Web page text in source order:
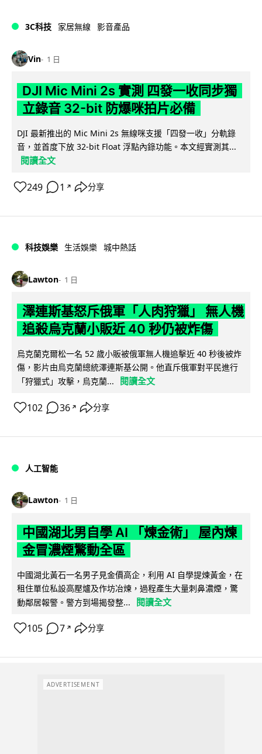
3C科技 家居無線 影音產品
Vin 1 日
DJI Mic Mini 2s 實測 四發一收同步獨
立錄音 32-bit 防爆咪拍片必備
DJI 最新推出的 Mic Mini 2s 無線咪支援「四發一收」分軌錄
音，並首度下放 32-bit Float 浮點內錄功能。本文經實測其...
閱讀全文
249 1 ↗ 分享
科技娛樂 生活娛樂 城中熱話
Lawton 1 日
澤連斯基怒斥俄軍「人肉狩獵」 無人機
追殺烏克蘭小販近 40 秒仍被炸傷
烏克蘭克爾松一名 52 歲小販被俄軍無人機追擊近 40 秒後被炸
傷，影片由烏克蘭總統澤連斯基公開。他直斥俄軍對平民進行
「狩獵式」攻擊，烏克蘭...
閱讀全文
102 36 ↗ 分享
人工智能
Lawton 1 日
中國湖北男自學 AI 「煉金術」 屋內煉
金冒濃煙驚動全區
中國湖北黃石一名男子見金價高企，利用 AI 自學提煉黃金，在
租住單位私設高壓爐及作坊冶煉，過程產生大量刺鼻濃煙，驚
動鄰居報警。警方到場揭發整...
閱讀全文
105 7 ↗ 分享
ADVERTISEMENT